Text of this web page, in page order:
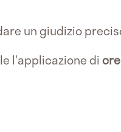
un giudizio
l'applicazione di